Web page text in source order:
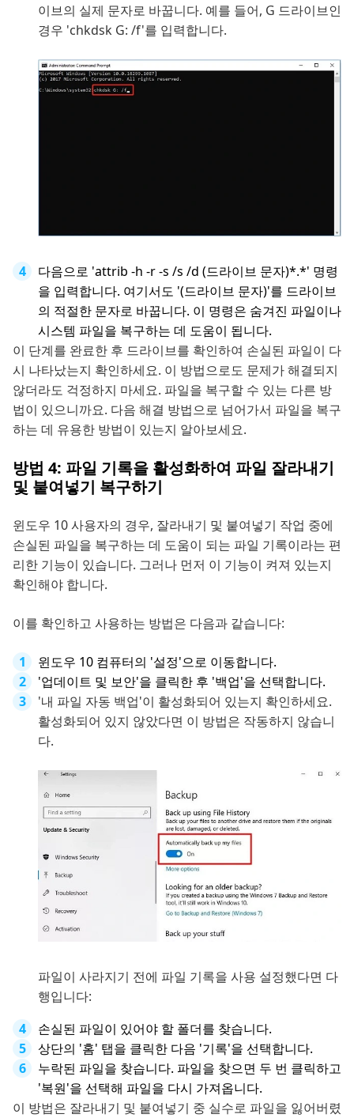
이브의 실제 문자로 바꿉니다. 예를 들어, G 드라이브인
경우 'chkdsk G: /f'를 입력합니다.
다음으로 'attrib -h -r -s /s /d (드라이브 문자)*.*' 명령
을 입력합니다. 여기서도 '(드라이브 문자)'를 드라이브
의 적절한 문자로 바꿉니다. 이 명령은 숨겨진 파일이나
시스템 파일을 복구하는 데 도움이 됩니다.
이 단계를 완료한 후 드라이브를 확인하여 손실된 파일이 다
시 나타났는지 확인하세요. 이 방법으로도 문제가 해결되지
않더라도 걱정하지 마세요. 파일을 복구할 수 있는 다른 방
법이 있으니까요. 다음 해결 방법으로 넘어가서 파일을 복구
하는 데 유용한 방법이 있는지 알아보세요.
방법 4: 파일 기록을 활성화하여 파일 잘라내기
및 붙여넣기 복구하기
윈도우 10 사용자의 경우, 잘라내기 및 붙여넣기 작업 중에
손실된 파일을 복구하는 데 도움이 되는 파일 기록이라는 편
리한 기능이 있습니다. 그러나 먼저 이 기능이 켜져 있는지
확인해야 합니다.
이를 확인하고 사용하는 방법은 다음과 같습니다:
윈도우 10 컴퓨터의 '설정'으로 이동합니다.
'업데이트 및 보안'을 클릭한 후 '백업'을 선택합니다.
'내 파일 자동 백업'이 활성화되어 있는지 확인하세요.
활성화되어 있지 않았다면 이 방법은 작동하지 않습니
다.
파일이 사라지기 전에 파일 기록을 사용 설정했다면 다
행입니다:
손실된 파일이 있어야 할 폴더를 찾습니다.
상단의 '홈' 탭을 클릭한 다음 '기록'을 선택합니다.
누락된 파일을 찾습니다. 파일을 찾으면 두 번 클릭하고
'복원'을 선택해 파일을 다시 가져옵니다.
이 방법은 잘라내기 및 붙여넣기 중 실수로 파일을 잃어버렸